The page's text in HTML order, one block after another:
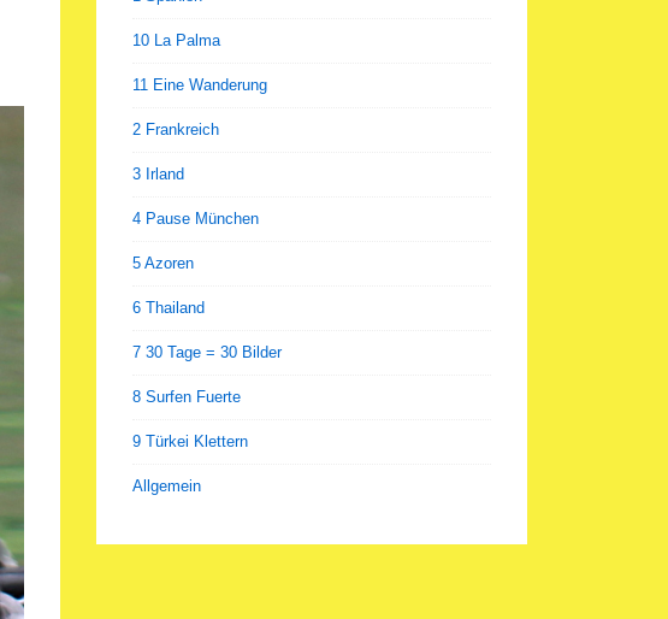
10 La Palma
11 Eine Wanderung
2 Frankreich
3 Irland
4 Pause München
5 Azoren
6 Thailand
7 30 Tage = 30 Bilder
8 Surfen Fuerte
9 Türkei Klettern
Allgemein